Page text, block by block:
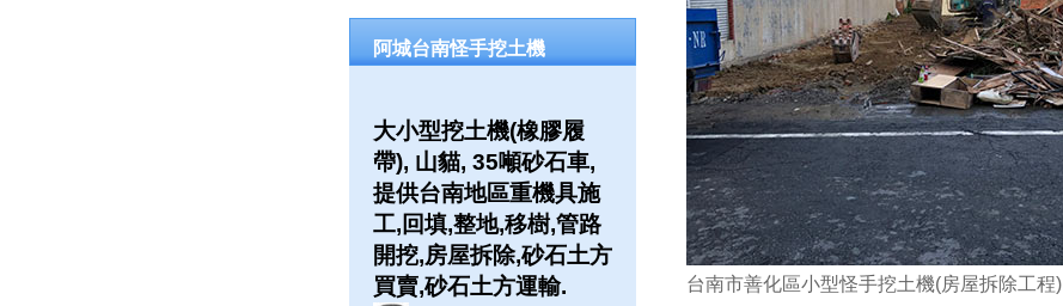
阿城台南怪手挖土機
大小型挖土機(橡膠履
帶), 山貓, 35噸砂石車,
提供台南地區重機具施
工,回填,整地,移樹,管路
開挖,房屋拆除,砂石土方
買賣,砂石土方運輸.
台南市善化區小型怪手挖土機(房屋拆除工程)